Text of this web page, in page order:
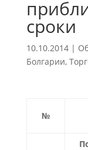
сроки
10.10.2014 |
Болгарии,
№